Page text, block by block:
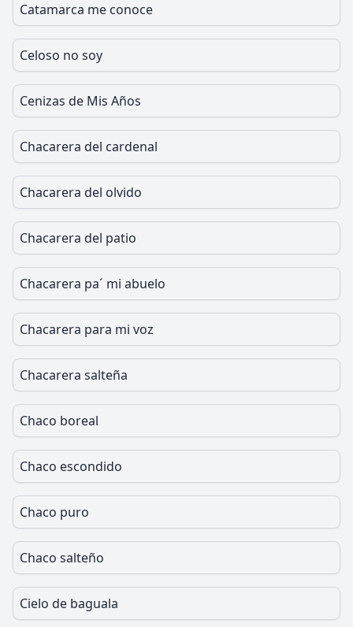
Catamarca me conoce
Celoso no soy
Cenizas de Mis Años
Chacarera del cardenal
Chacarera del olvido
Chacarera del patio
Chacarera pa´ mi abuelo
Chacarera para mi voz
Chacarera salteña
Chaco boreal
Chaco escondido
Chaco puro
Chaco salteño
Cielo de baguala